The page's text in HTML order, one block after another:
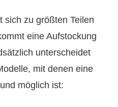
sich zu größten Teilen
eine Aufstockung
unterscheidet
mit denen eine
möglich ist: